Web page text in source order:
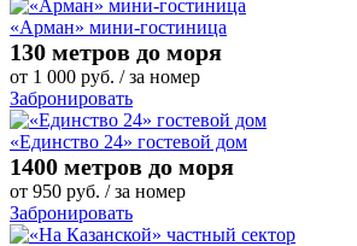
«Арман» мини-гостиница
130 метров до моря
от 1 000 руб. / за номер
Забронировать
«Единство 24» гостевой дом
1400 метров до моря
от 950 руб. / за номер
Забронировать